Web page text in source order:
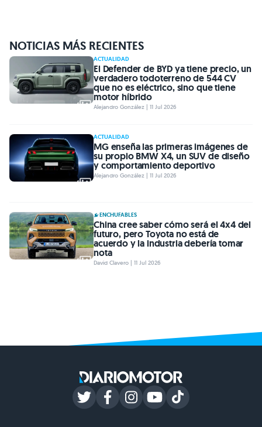
NOTICIAS MÁS RECIENTES
ACTUALIDAD
El Defender de BYD ya tiene precio, un
verdadero todoterreno de 544 CV
que no es eléctrico, sino que tiene
motor híbrido
Alejandro González | 11 Jul 2026
ACTUALIDAD
MG enseña las primeras imágenes de
su propio BMW X4, un SUV de diseño
y comportamiento deportivo
Alejandro González | 11 Jul 2026
ENCHUFABLES
China cree saber cómo será el 4x4 del
futuro, pero Toyota no está de
acuerdo y la industria debería tomar
nota
David Clavero | 11 Jul 2026